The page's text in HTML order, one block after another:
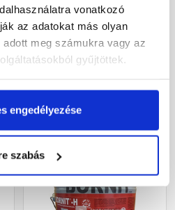
vonatkozó
az adatokat más olyan
meg számukra vagy az
gyűjtöttek.
engedélyezése
szabás
szürke 25 kg
Rendelésre